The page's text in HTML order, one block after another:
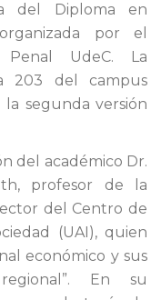
del Diploma en
por el
Penal UdeC. La
203 del campus
segunda versión
del académico Dr.
profesor de la
del Centro de
(UAI), quien
económico y sus
En su